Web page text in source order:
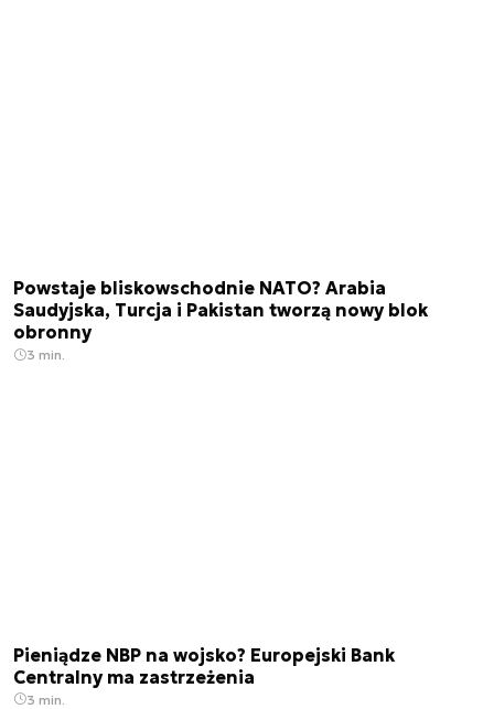
Powstaje bliskowschodnie NATO? Arabia
Saudyjska, Turcja i Pakistan tworzą nowy blok
obronny
3 min.
Pieniądze NBP na wojsko? Europejski Bank
Centralny ma zastrzeżenia
3 min.